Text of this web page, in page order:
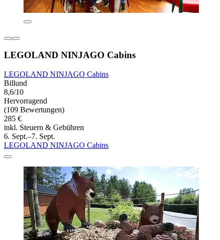
LEGOLAND NINJAGO Cabins
LEGOLAND NINJAGO Cabins
Billund
8,6/10
Hervorragend
(109 Bewertungen)
285 €
inkl. Steuern & Gebühren
6. Sept.–7. Sept.
LEGOLAND NINJAGO Cabins